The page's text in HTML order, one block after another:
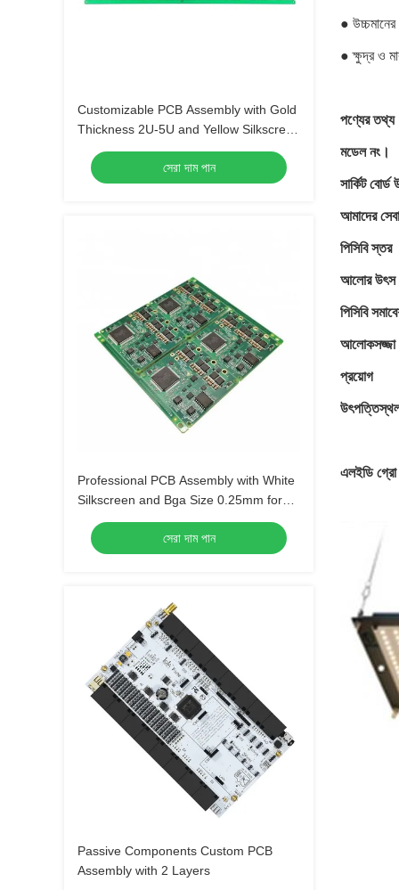
Customizable PCB Assembly with Gold
Thickness 2U-5U and Yellow Silkscreen
Color
সেরা দাম পান
Professional PCB Assembly with White
Silkscreen and Bga Size 0.25mm for
Extreme Temperature Range -40 C -85
সেরা দাম পান
Passive Components Custom PCB
Assembly with 2 Layers
●
● ক্ষুদ্র ও
পণ্যের তথ্য
মডেল নং।
সার্কিট বোর্ড
আমাদের সেবা
পিসিবি স্তর
আলোর উৎস
পিসিবি
আলোকসজ্জা
প্রয়োগ
এলইডি গ্রো